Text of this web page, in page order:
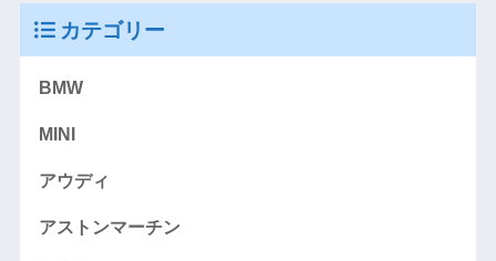
カテゴリー
BMW
MINI
アウディ
アストンマーチン